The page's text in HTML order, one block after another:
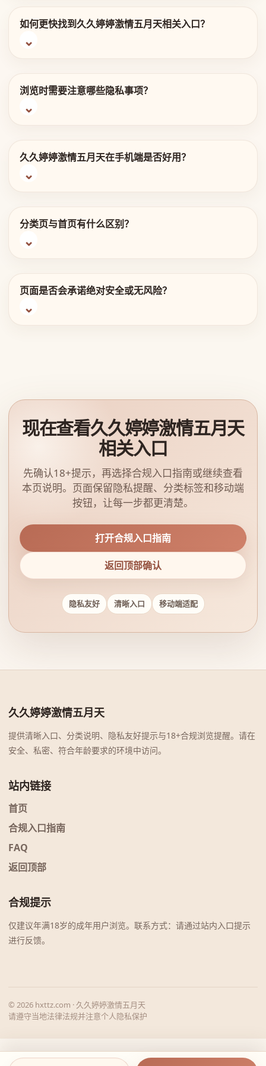
如何更快找到久久婷婷激情五月天相关入口？
浏览时需要注意哪些隐私事项？
久久婷婷激情五月天在手机端是否好用？
分类页与首页有什么区别？
页面是否会承诺绝对安全或无风险？
现在查看久久婷婷激情五月天
相关入口
先确认18+提示，再选择合规入口指南或继续查看
本页说明。页面保留隐私提醒、分类标签和移动端
按钮，让每一步都更清楚。
打开合规入口指南
返回顶部确认
隐私友好 清晰入口 移动端适配
久久婷婷激情五月天
提供清晰入口、分类说明、隐私友好提示与18+合规浏览提醒。请在
安全、私密、符合年龄要求的环境中访问。
站内链接
首页
合规入口指南
FAQ
返回顶部
合规提示
仅建议年满18岁的成年用户浏览。联系方式：请通过站内入口提示
进行反馈。
© 2026 hxttz.com · 久久婷婷激情五月天
请遵守当地法律法规并注意个人隐私保护